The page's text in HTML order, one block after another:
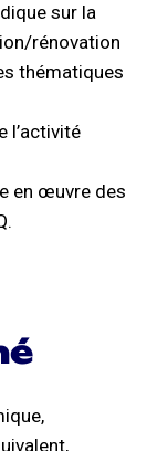
sur la
rénovation
thématiques
l’activité
en œuvre des